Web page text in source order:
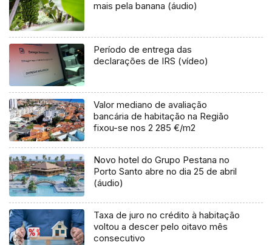
mais pela banana (áudio)
Período de entrega das
declarações de IRS (vídeo)
Valor mediano de avaliação
bancária de habitação na Região
fixou-se nos 2 285 €/m2
Novo hotel do Grupo Pestana no
Porto Santo abre no dia 25 de abril
(áudio)
Taxa de juro no crédito à habitação
voltou a descer pelo oitavo mês
consecutivo